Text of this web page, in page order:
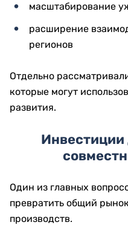
масштабирование
расширение
регионов
Отдельно
которые могут
развития.
Один из главных
превратить общий
производств.